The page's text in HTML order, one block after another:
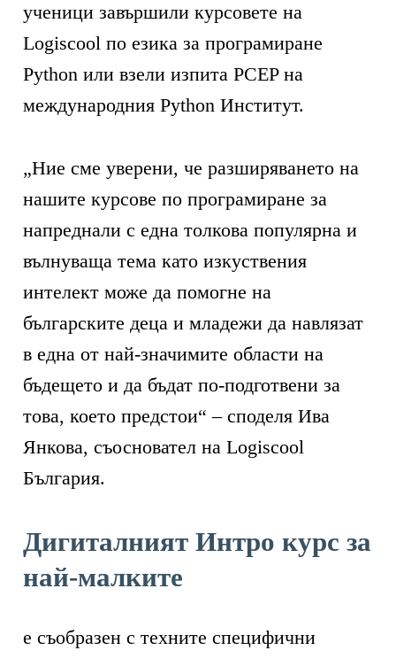
ученици завършили курсовете на
Logiscool по езика за програмиране
Python или взели изпита PCEP на
международния Python Институт.
„Ние сме уверени, че разширяването на
нашите курсове по програмиране за
напреднали с една толкова популярна и
вълнуваща тема като изкуствения
интелект може да помогне на
българските деца и младежи да навлязат
в една от най-значимите области на
бъдещето и да бъдат по-подготвени за
това, което предстои“ – споделя Ива
Янкова, съосновател на Logiscool
България.
Дигиталният Интро курс за
най-малките
е съобразен с техните специфични